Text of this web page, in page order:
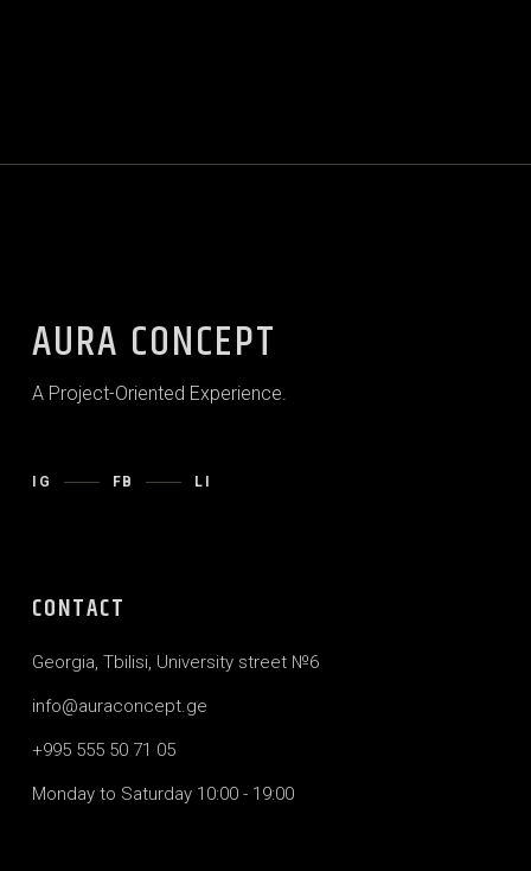
AURA CONCEPT
A Project-Oriented Experience.
IG FB LI
CONTACT
Georgia, Tbilisi, University street №6
info@auraconcept.ge
+995 555 50 71 05
Monday to Saturday 10:00 - 19:00